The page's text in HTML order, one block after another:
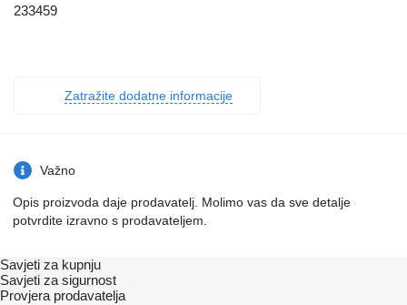
233459
Zatražite dodatne informacije
Važno
Opis proizvoda daje prodavatelj. Molimo vas da sve detalje
potvrdite izravno s prodavateljem.
Savjeti za kupnju
Savjeti za sigurnost
Provjera prodavatelja